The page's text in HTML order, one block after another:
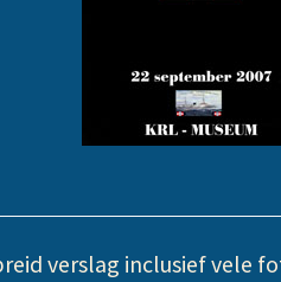
verslag inclusief vele